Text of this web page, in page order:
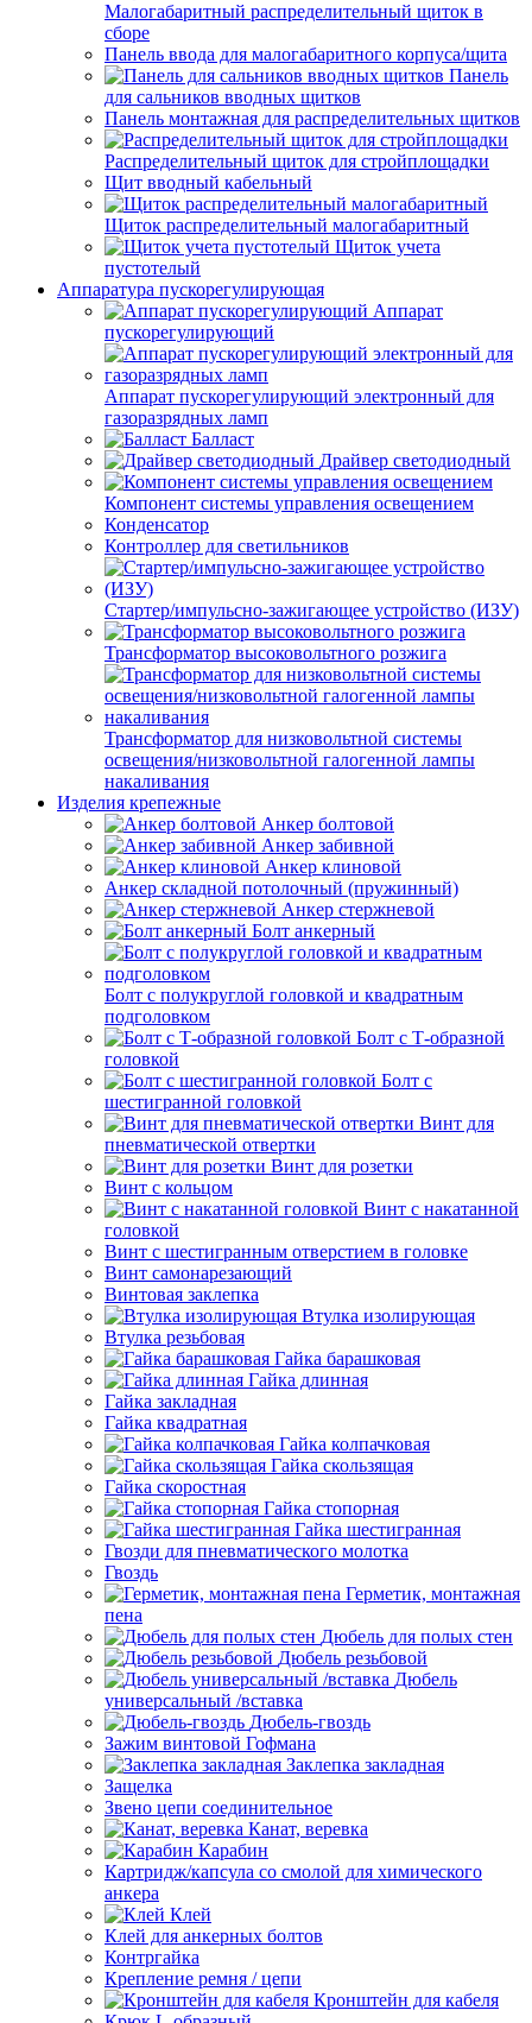
Малогабаритный распределительный щиток в
сборе
Панель ввода для малогабаритного корпуса/щита
Панель
для сальников вводных щитков
Панель монтажная для распределительных щитков
Распределительный щиток для стройплощадки
Щит вводный кабельный
Щиток распределительный малогабаритный
Щиток учета
пустотелый
Аппаратура пускорегулирующая
Аппарат
пускорегулирующий
Аппарат пускорегулирующий электронный для
газоразрядных ламп
Балласт
Драйвер светодиодный
Компонент системы управления освещением
Конденсатор
Контроллер для светильников
Стартер/импульсно-зажигающее устройство (ИЗУ)
Трансформатор высоковольтного розжига
Трансформатор для низковольтной системы
освещения/низковольтной галогенной лампы
накаливания
Изделия крепежные
Анкер болтовой
Анкер забивной
Анкер клиновой
Анкер складной потолочный (пружинный)
Анкер стержневой
Болт анкерный
Болт с полукруглой головкой и квадратным
подголовком
Болт с Т-образной
головкой
Болт с
шестигранной головкой
Винт для
пневматической отвертки
Винт для розетки
Винт с кольцом
Винт с накатанной
головкой
Винт с шестигранным отверстием в головке
Винт самонарезающий
Винтовая заклепка
Втулка изолирующая
Втулка резьбовая
Гайка барашковая
Гайка длинная
Гайка закладная
Гайка квадратная
Гайка колпачковая
Гайка скользящая
Гайка скоростная
Гайка стопорная
Гайка шестигранная
Гвозди для пневматического молотка
Гвоздь
Герметик, монтажная
пена
Дюбель для полых стен
Дюбель резьбовой
Дюбель
универсальный /вставка
Дюбель-гвоздь
Зажим винтовой Гофмана
Заклепка закладная
Защелка
Звено цепи соединительное
Канат, веревка
Карабин
Картридж/капсула со смолой для химического
анкера
Клей
Клей для анкерных болтов
Контргайка
Крепление ремня / цепи
Кронштейн для кабеля